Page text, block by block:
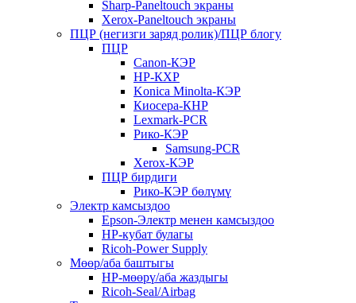
Sharp-Paneltouch экраны
Xerox-Paneltouch экраны
ПЦР (негизги заряд ролик)/ПЦР блогу
ПЦР
Canon-КЭР
HP-КХР
Konica Minolta-КЭР
Киосера-КНР
Lexmark-PCR
Рико-КЭР
Samsung-PCR
Xerox-КЭР
ПЦР бирдиги
Рико-КЭР бөлүмү
Электр камсыздоо
Epson-Электр менен камсыздоо
HP-кубат булагы
Ricoh-Power Supply
Мөөр/аба баштыгы
HP-мөөрү/аба жаздыгы
Ricoh-Seal/Airbag